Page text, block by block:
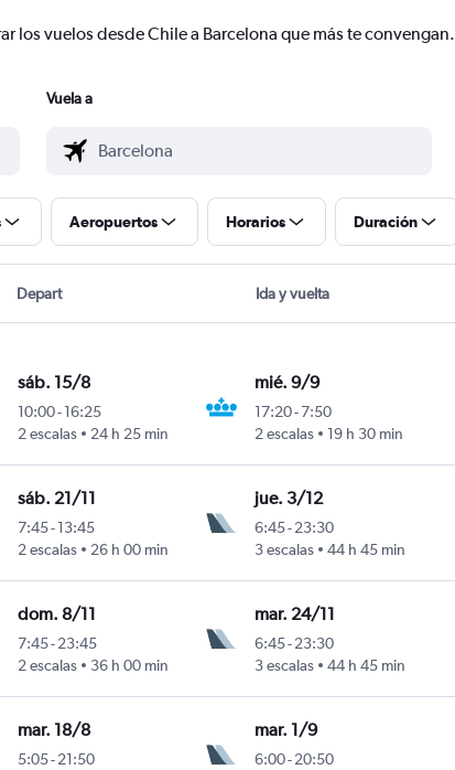
los vuelos desde Chile a Barcelona que más te convengan.
Vuela a
Aeropuertos Horarios Duración
Depart Ida y vuelta
sáb. 15/8
10:00-16:25
2 escalas
24 h 25 min
mié. 9/9
17:20-7:50
2 escalas
19 h 30 min
sáb. 21/11
7:45-13:45
2 escalas
26 h 00 min
jue. 3/12
6:45-23:30
3 escalas
44 h 45 min
dom. 8/11
7:45-23:45
2 escalas
36 h 00 min
mar. 24/11
6:45-23:30
3 escalas
44 h 45 min
mar. 18/8
5:05-21:50
mar. 1/9
6:00-20:50